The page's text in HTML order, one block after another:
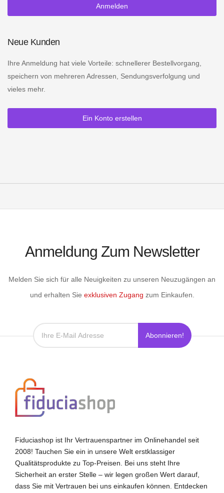
Anmelden
Neue Kunden
Ihre Anmeldung hat viele Vorteile: schnellerer Bestellvorgang,
speichern von mehreren Adressen, Sendungsverfolgung und
vieles mehr.
Ein Konto erstellen
Anmeldung Zum Newsletter
Melden Sie sich für alle Neuigkeiten zu unseren Neuzugängen an
und erhalten Sie exklusiven Zugang zum Einkaufen.
Abonnieren!
Fiduciashop ist Ihr Vertrauenspartner im Onlinehandel seit
2008! Tauchen Sie ein in unsere Welt erstklassiger
Qualitätsprodukte zu Top-Preisen. Bei uns steht Ihre
Sicherheit an erster Stelle – wir legen großen Wert darauf,
dass Sie mit Vertrauen bei uns einkaufen können. Entdecken